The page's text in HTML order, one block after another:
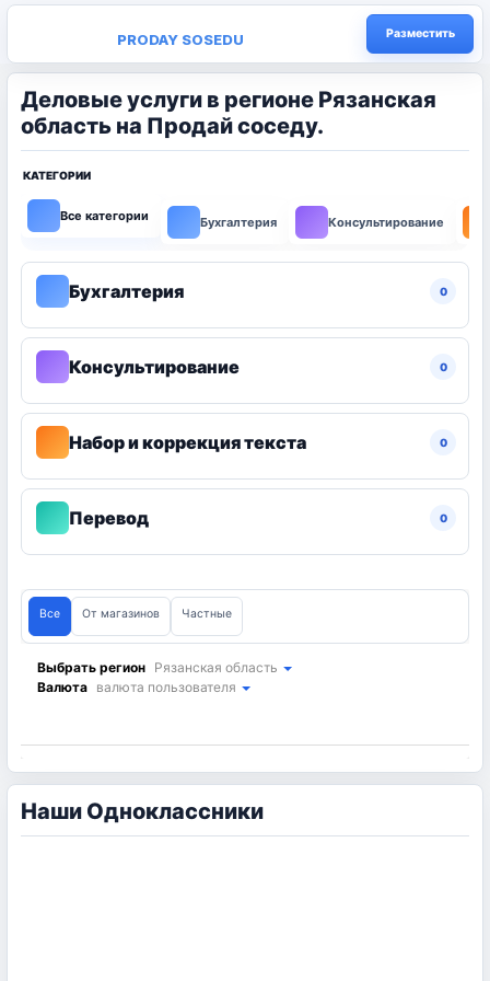
PRODAY SOSEDU Разместить
Деловые услуги в регионе Рязанская
область на Продай соседу.
КАТЕГОРИИ
Все категории Бухгалтерия Консультирование
Бухгалтерия 0
Консультирование 0
Набор и коррекция текста 0
Перевод 0
Все От магазинов Частные
Выбрать регион Рязанская область
Валюта валюта пользователя
Наши Одноклассники